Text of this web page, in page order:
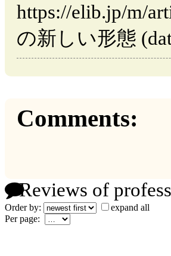
https://elib.jp/m/
の新しい形態
Comments:
Reviews of
Order by:
expand all
Per page: